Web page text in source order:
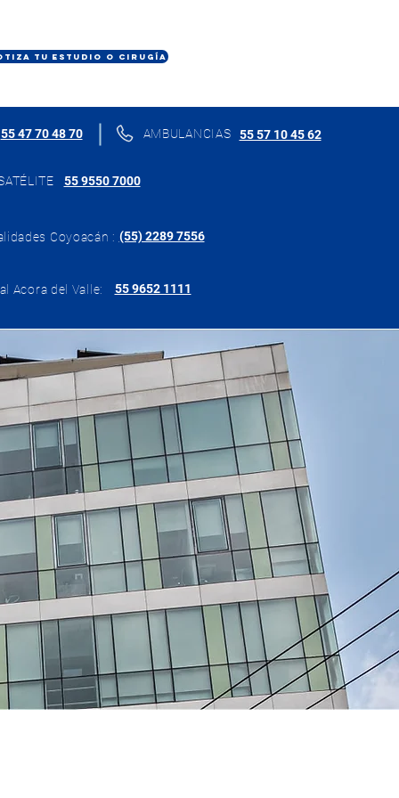
TU ESTUDIO O CIRUGÍA
55 47 70 48 70 AMBULANCIAS 55 57 10 45 62
55 9550 7000
Coyoacán : (55) 2289 7556
Acora del Valle: 55 9652 1111